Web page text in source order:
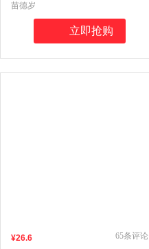
索系列
苗德岁
立即抢购
¥26.6
65条评论